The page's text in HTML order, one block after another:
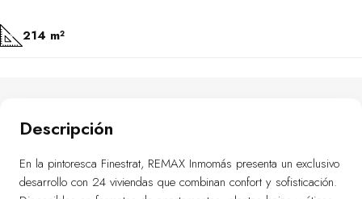
214 m²
Descripción
En la pintoresca Finestrat, REMAX Inmomás presenta un exclusivo
desarrollo con 24 viviendas que combinan confort y sofisticación.